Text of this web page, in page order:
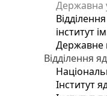
Державна
інститут
Державне
Відділення
Інститут